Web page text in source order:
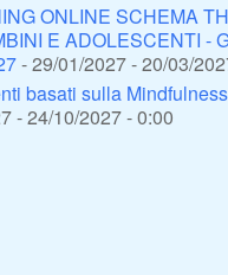
ONLINE SCHEMA
E ADOLESCENTI -
- 29/01/2027 - 20/03/
basati sulla
- 24/10/2027 - 0:00